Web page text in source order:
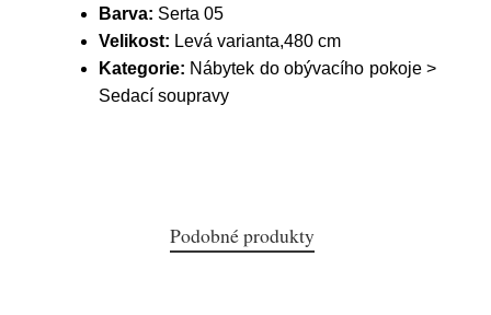
Barva: Serta 05
Velikost: Levá varianta,480 cm
Kategorie: Nábytek do obývacího pokoje >
Sedací soupravy
Podobné produkty